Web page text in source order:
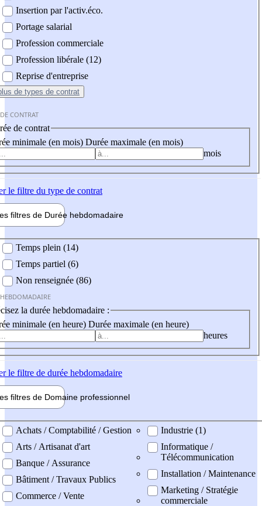
Insertion par l'activ.éco.
Portage salarial
Profession commerciale
Profession libérale (12)
Reprise d'entreprise
de types de contrat
CONTRAT
de contrat
minimale (en mois) Durée maximale (en mois)
mois
le filtre du type de contrat
filtres de Durée hebdomadaire
Temps plein (14)
Temps partiel (6)
Non renseignée (86)
la durée hebdomadaire :
minimale (en heure) Durée maximale (en heure)
heures
le filtre de durée hebdomadaire
filtres de Domaine professionnel
professionel
Achats / Comptabilité / Gestion
Arts / Artisanat d'art
Banque / Assurance
Bâtiment / Travaux Publics
Commerce / Vente
Industrie (1)
Informatique /
Télécommunication
Installation / Maintenance
Marketing / Stratégie
commerciale